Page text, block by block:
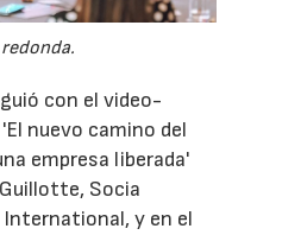
redonda.
con el video-
nuevo camino del
empresa liberada'
Socia
y en el